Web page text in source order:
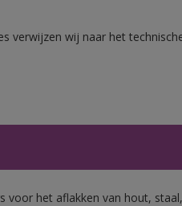
verwijzen wij naar het
voor het aflakken van hout,